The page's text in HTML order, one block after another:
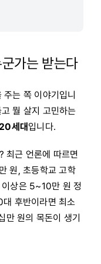
가는 받는다
는 쪽 이야기입니
뭘 살지 고민하는
세대 입니다.
최근 언론에 따르면
원, 초등학교 고학
상은 5~10만 원 정
후반이라면 최소
원의 목돈이 생기